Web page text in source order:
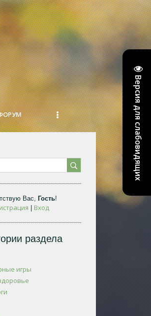
Версия для слабовидящих
Вас, Гость!
Вход
раздела
игры